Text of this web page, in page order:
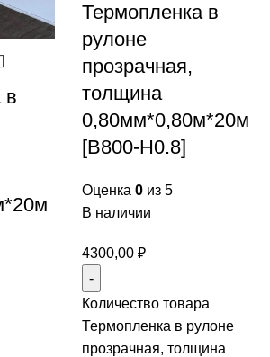
в
Термопленка в
рулоне
прозрачная,
толщина
0,80мм*0,80м*20м
[B800-H0.8]
Оценка 0 из 5
В наличии
4300,00 ₽
Количество товара
Термопленка в рулоне
прозрачная, толщина